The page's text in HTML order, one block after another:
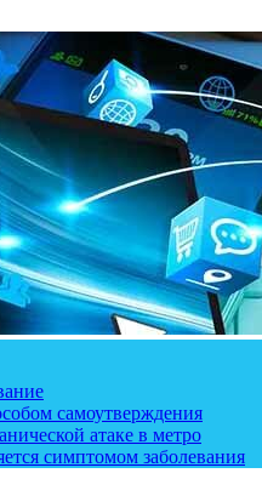
самоутверждения
атаке в метро
симптомом заболевания